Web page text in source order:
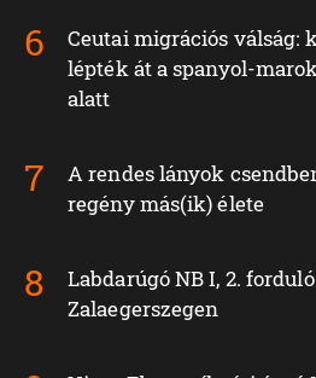
Ceutai migrációs válság:
lépték át a spanyol-
alatt
A rendes lányok
regény más(ik) élete
Labdarúgó NB I, 2.
Zalaegerszegen